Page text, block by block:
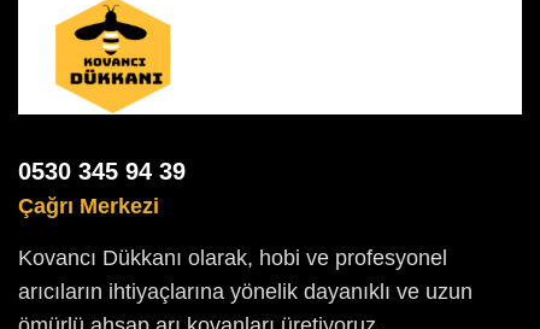
0530 345 94 39
Çağrı Merkezi
Kovancı Dükkanı olarak, hobi ve profesyonel
arıcıların ihtiyaçlarına yönelik dayanıklı ve uzun